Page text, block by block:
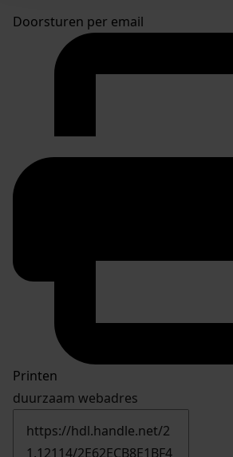
Doorsturen per email
Printen
duurzaam webadres